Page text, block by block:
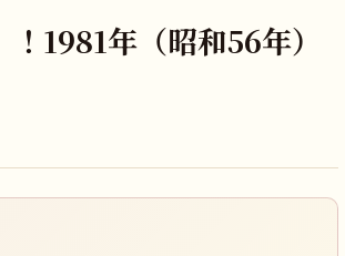
1981年（昭和56年）